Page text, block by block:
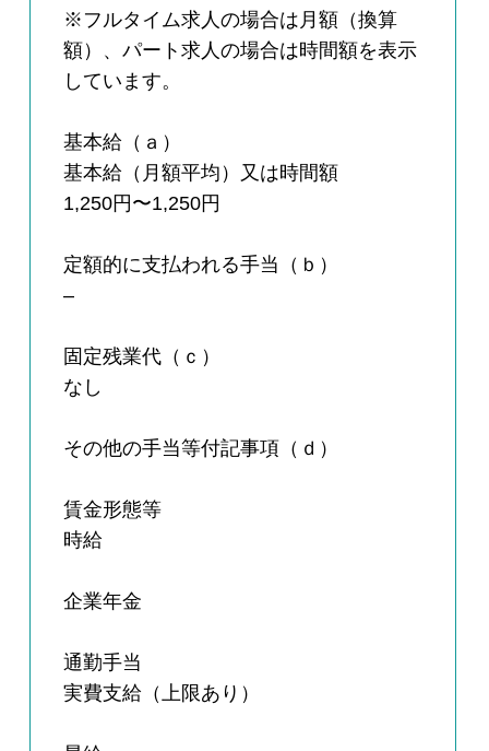
※フルタイム求人の場合は月額（換算
額）、パート求人の場合は時間額を表示
しています。
基本給（ａ）
基本給（月額平均）又は時間額
1,250円〜1,250円
定額的に支払われる手当（ｂ）
–
固定残業代（ｃ）
なし
その他の手当等付記事項（ｄ）
賃金形態等
時給
企業年金
通勤手当
実費支給（上限あり）